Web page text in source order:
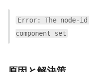
Error: The node-
component set